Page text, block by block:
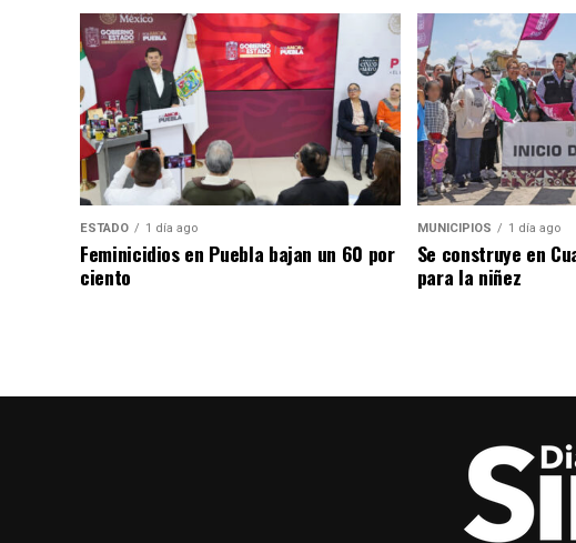
ESTADO 1 día ago
Feminicidios en Puebla bajan un 60 por
ciento
MUNICIPIOS 1 día ago
Se construye en
para la niñez